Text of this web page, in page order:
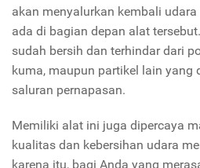
akan menyalurkan kembali
ada di bagian depan alat
sudah bersih dan terhindar dari
kuma, maupun partikel lain yang
saluran pernapasan.
Memiliki alat ini juga dipercaya
kualitas dan kebersihan udara
karena itu, bagi Anda yang